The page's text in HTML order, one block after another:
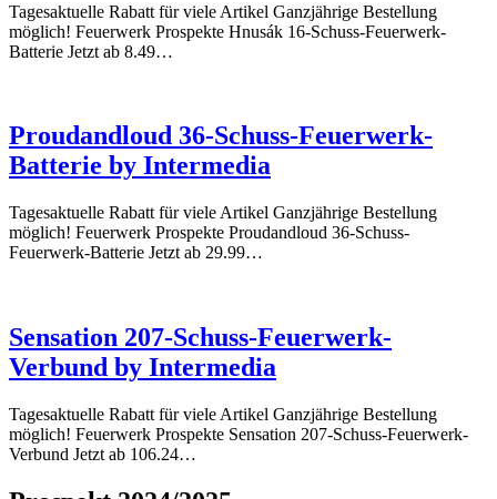
Tagesaktuelle Rabatt für viele Artikel Ganzjährige Bestellung
möglich! Feuerwerk Prospekte Hnusák 16-Schuss-Feuerwerk-
Batterie Jetzt ab 8.49…
Proudandloud 36-Schuss-Feuerwerk-
Batterie by Intermedia
Tagesaktuelle Rabatt für viele Artikel Ganzjährige Bestellung
möglich! Feuerwerk Prospekte Proudandloud 36-Schuss-
Feuerwerk-Batterie Jetzt ab 29.99…
Sensation 207-Schuss-Feuerwerk-
Verbund by Intermedia
Tagesaktuelle Rabatt für viele Artikel Ganzjährige Bestellung
möglich! Feuerwerk Prospekte Sensation 207-Schuss-Feuerwerk-
Verbund Jetzt ab 106.24…